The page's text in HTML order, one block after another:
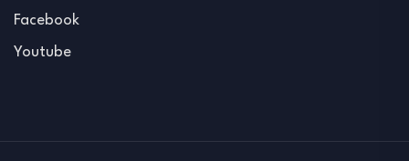
Facebook
Youtube